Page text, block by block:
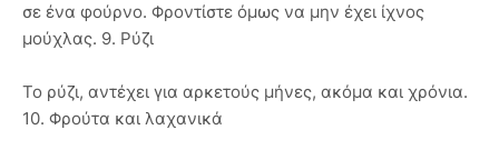
σε ένα φούρνο. Φροντίστε όμως να μην έχει ίχνος
μούχλας. 9. Ρύζι
Το ρύζι, αντέχει για αρκετούς μήνες, ακόμα και χρόνια.
10. Φρούτα και λαχανικά